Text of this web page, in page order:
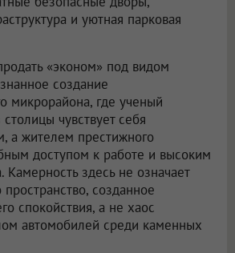
и уютная парковая
«эконом» под видом
создание
микрорайона, где ученый
чувствует себя
а жителем престижного
доступом к работе и высоким
Камерность здесь не означает
созданное
спокойствия, а не хаос
автомобилей среди каменных